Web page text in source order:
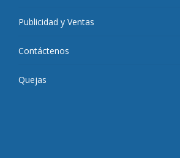
Publicidad y Ventas
Contáctenos
Quejas